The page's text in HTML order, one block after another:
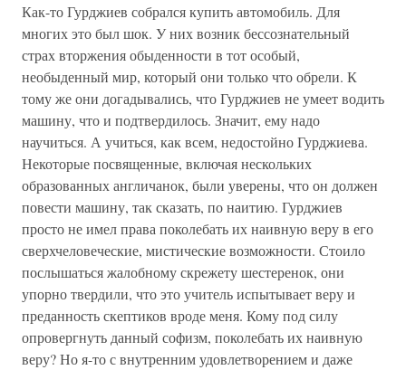
Как-то Гурджиев собрался купить автомобиль. Для
многих это был шок. У них возник бессознательный
страх вторжения обыденности в тот особый,
необыденный мир, который они только что обрели. К
тому же они догадывались, что Гурджиев не умеет водить
машину, что и подтвердилось. Значит, ему надо
научиться. А учиться, как всем, недостойно Гурджиева.
Некоторые посвященные, включая нескольких
образованных англичанок, были уверены, что он должен
повести машину, так сказать, по наитию. Гурджиев
просто не имел права поколебать их наивную веру в его
сверхчеловеческие, мистические возможности. Стоило
послышаться жалобному скрежету шестеренок, они
упорно твердили, что это учитель испытывает веру и
преданность скептиков вроде меня. Кому под силу
опровергнуть данный софизм, поколебать их наивную
веру? Но я-то с внутренним удовлетворением и даже